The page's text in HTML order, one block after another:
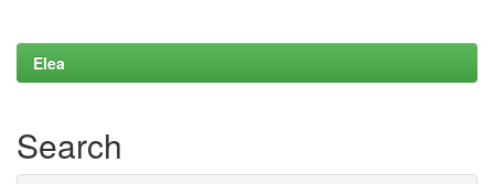
Elea
Search